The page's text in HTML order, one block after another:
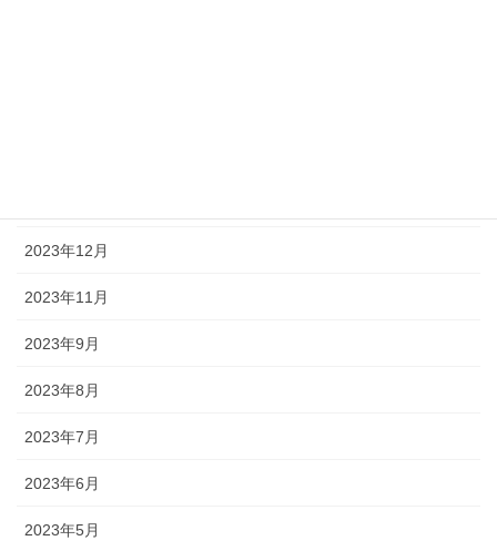
2023年12月
2023年11月
2023年9月
2023年8月
2023年7月
2023年6月
2023年5月